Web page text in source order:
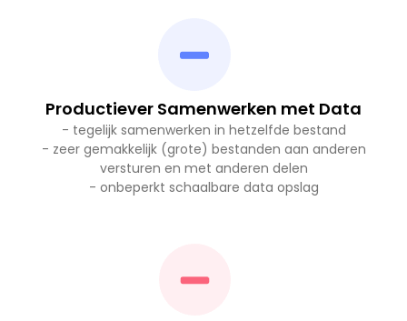
Productiever Samenwerken met Data
- tegelijk samenwerken in hetzelfde bestand
- zeer gemakkelijk (grote) bestanden aan anderen
versturen en met anderen delen
- onbeperkt schaalbare data opslag